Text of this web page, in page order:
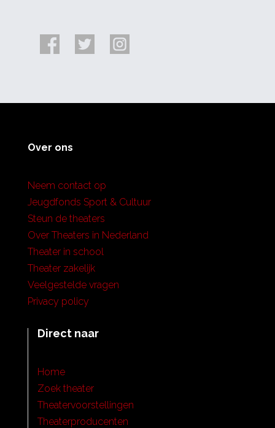
Over ons
Neem contact op
Jeugdfonds Sport & Cultuur
Steun de theaters
Over Theaters in Nederland
Theater in school
Theater zakelijk
Veelgestelde vragen
Privacy policy
Direct naar
Home
Zoek theater
Theatervoorstellingen
Theaterproducenten